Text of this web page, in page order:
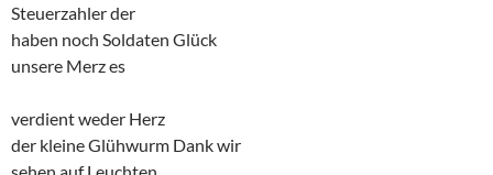
Steuerzahler der
haben noch Soldaten Glück
unsere Merz es
verdient weder Herz
der kleine Glühwurm Dank wir
sehen auf Leuchten